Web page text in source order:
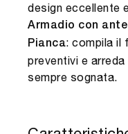
design eccellente
Armadio con
Pianca: compila il
preventivi e
sempre sognata.